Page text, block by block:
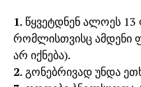
1.წყვეტდნენ ალოეს
რომლისთვისც
არ იქნება).
2.გონებრივად უნდა